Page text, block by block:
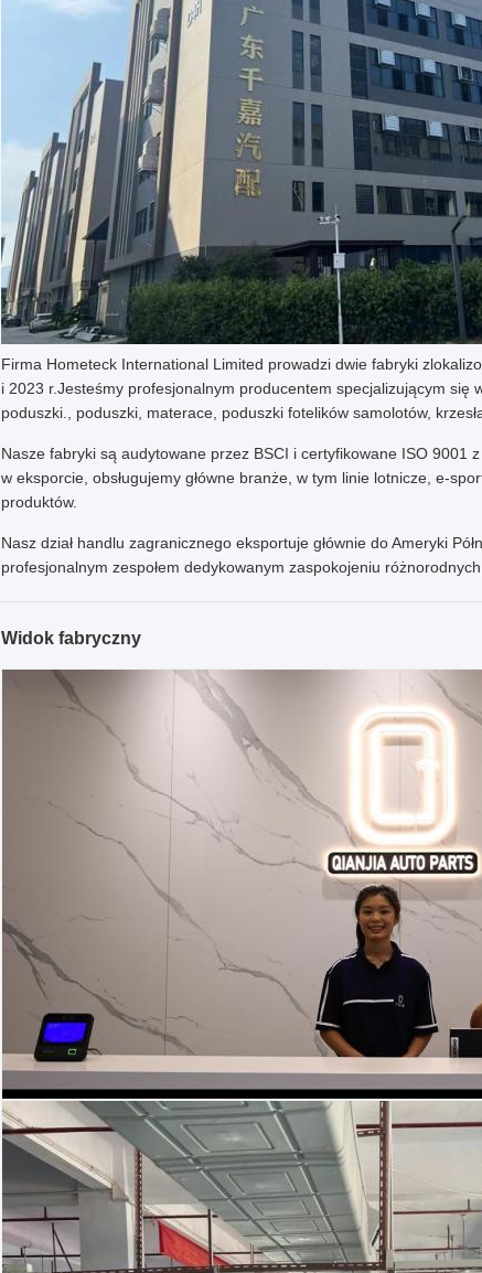
Firma Hometeck International Limited prowadzi dwie fabryki
i 2023 r.Jesteśmy profesjonalnym producentem specjalizującym się
poduszki., poduszki, materace, poduszki fotelików samolotów,
Nasze fabryki są audytowane przez BSCI i certyfikowane ISO 9001
w eksporcie, obsługujemy główne branże, w tym linie lotnicze, e-
produktów.
Nasz dział handlu zagranicznego eksportuje głównie do Ameryki
profesjonalnym zespołem dedykowanym zaspokojeniu
Widok fabryczny